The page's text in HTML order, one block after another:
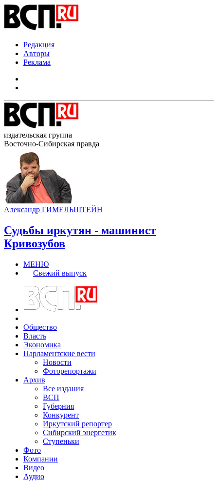
Редакция
Авторы
Реклама
издательская группа
Восточно-Сибирская правда
Александр ГИМЕЛЬШТЕЙН
Судьбы иркутян - машинист
Кривозубов
МЕНЮ
Свежий выпуск
Общество
Власть
Экономика
Парламентские вести
Новости
Фоторепортажи
Архив
Все издания
ВСП
Губерния
Конкурент
Иркутский репортер
Сибирский энергетик
Ступеньки
Фото
Компании
Видео
Аудио